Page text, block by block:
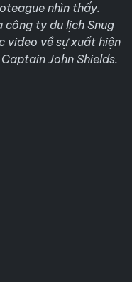
nhìn thấy.
công ty du lịch Snug
video về sự xuất hiện
John Shields.